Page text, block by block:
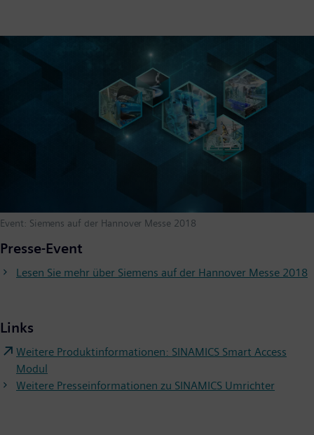
Event: Siemens auf der Hannover Messe 2018
Presse-Event
Lesen Sie mehr über Siemens auf der Hannover Messe 2018
Links
Weitere Produktinformationen: SINAMICS Smart Access
Modul
Weitere Presseinformationen zu SINAMICS Umrichter